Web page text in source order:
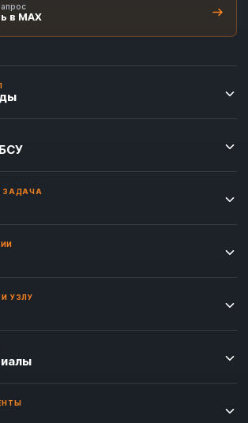
в MAX
ЗАДАЧА
УЗЛУ